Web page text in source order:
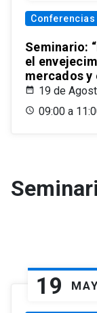
Conferencias
Seminario:
el
mercados y
19 de
09:00 a
19